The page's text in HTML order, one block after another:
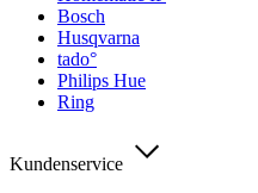
Bosch
Husqvarna
tado°
Philips Hue
Ring
Kundenservice